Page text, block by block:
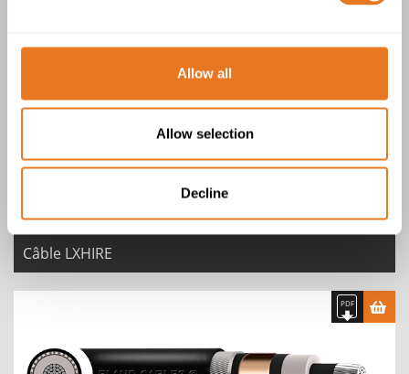
Allow all
Allow selection
Decline
Câble LXHIRE